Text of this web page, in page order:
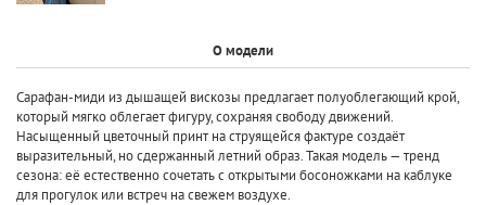
О модели
Сарафан-миди из дышащей вискозы предлагает полуоблегающий крой,
который мягко облегает фигуру, сохраняя свободу движений.
Насыщенный цветочный принт на струящейся фактуре создаёт
выразительный, но сдержанный летний образ. Такая модель — тренд
сезона: её естественно сочетать с открытыми босоножками на каблуке
для прогулок или встреч на свежем воздухе.